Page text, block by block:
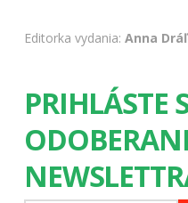
Editorka vydania: Anna
PRIHLÁSTE